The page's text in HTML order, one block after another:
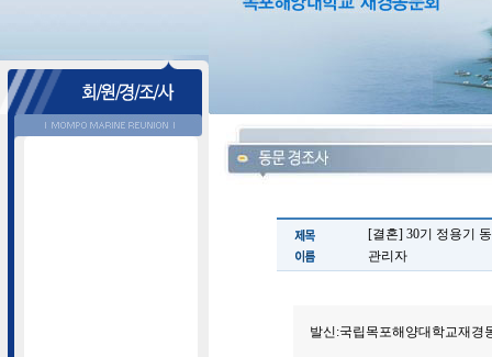
[결혼] 30기 정용기
관리자
발신:국립목포해양대학교재경